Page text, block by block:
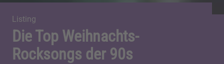
Listing
Die Top Weihnachts-
Rocksongs der 90s